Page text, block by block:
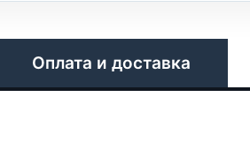
Оплата и доставка